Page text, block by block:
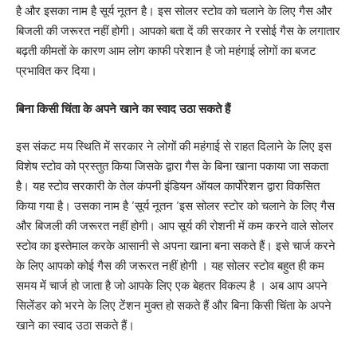
है और इसका नाम है सूर्य नूतन है। इस सोलर स्टोव को चलाने के लिए गैस और
बिजली की जरूरत नहीं होगी। आपको बता दें की सरकार ने रसोई गैस के लगातार
बढ़ती कीमतों के कारण आम लोग काफी परेशान है जो महंगाई लोगों का बजट
प्रभावित कर दिया।
बिना किसी चिंता के अपने खाने का स्वाद उठा सकते हैं
इस संकट मय स्थिति में सरकार ने लोगों की महंगाई से राहत दिलाने के लिए इस
विशेष स्टोव को प्रस्तुत किया जिसके द्वारा गैस के बिना खाना पकाया जा सकता
है। यह स्टोव सरकारी के तेल कंपनी इंडियन ऑयल कार्पोरेशन द्वारा विकसित
किया गया है। उसका नाम है ‘सूर्य नूतन ‘इस सोलर स्टोर को चलाने के लिए गैस
और बिजली की जरूरत नहीं होगी। आप सूर्य की रोशनी में कम करने वाले सोलर
स्टोव का इस्तेमाल करके आसानी से अपना खाना बना सकते हैं। इसे चार्ज करने
के लिए आपको कोई गैस की जरूरत नहीं होगी । यह सोलर स्टोव बहुत ही कम
समय में चार्ज हो जाता है जो आपके लिए एक बेहतर विकल्प है । अब आप अपने
सिलेंडर को भरने के लिए टेंशन मुक्त हो सकते हैं और बिना किसी चिंता के अपने
खाने का स्वाद उठा सकते हैं।